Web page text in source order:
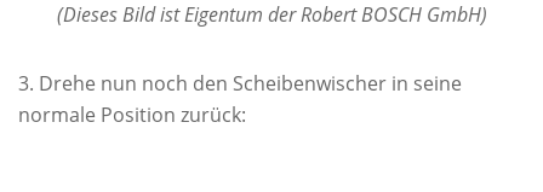
(Dieses Bild ist Eigentum der Robert BOSCH GmbH)
Drehe nun noch den Scheibenwischer in seine
normale Position zurück: